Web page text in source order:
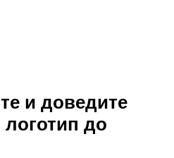
и доведите
до